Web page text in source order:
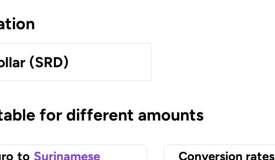
(SRD)
for different amounts
to Surinamese
Conversion rates